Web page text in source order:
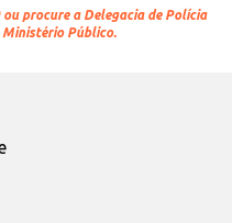
ou procure a Delegacia de Polícia
Público.